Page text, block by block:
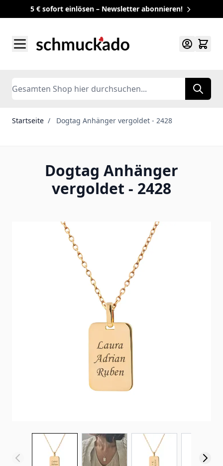
5 € sofort einlösen – Newsletter abonnieren!
Search
Startseite / Dogtag Anhänger vergoldet - 2428
Dogtag Anhänger
vergoldet - 2428